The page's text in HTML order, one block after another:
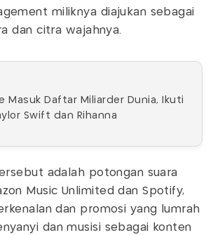
miliknya diajukan sebagai
dan citra wajahnya.
Masuk Daftar Miliarder Dunia, Ikuti
Swift dan Rihanna
adalah potongan suara
Music Unlimited dan Spotify,
dan promosi yang lumrah
dan musisi sebagai konten